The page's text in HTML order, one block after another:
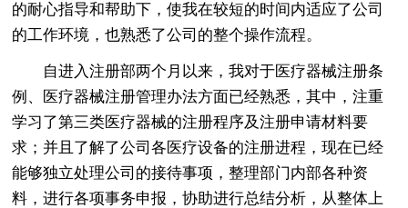
的耐心指导和帮助下，使我在较短的时间内适应了公司
的工作环境，也熟悉了公司的整个操作流程。
自进入注册部两个月以来，我对于医疗器械注册条
例、医疗器械注册管理办法方面已经熟悉，其中，注重
学习了第三类医疗器械的注册程序及注册申请材料要
求；并且了解了公司各医疗设备的注册进程，现在已经
能够独立处理公司的接待事项，整理部门内部各种资
料，进行各项事务申报，协助进行总结分析，从整体上